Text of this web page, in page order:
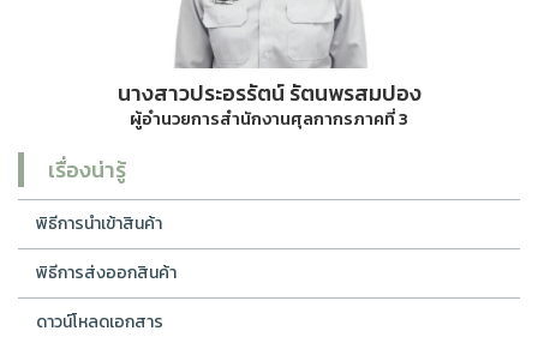
นางสาวประอรรัตน์ รัตนพรสมปอง
ผู้อำนวยการสำนักงานศุลกากรภาคที่ 3
เรื่องน่ารู้
พิธีการนำเข้าสินค้า
พิธีการส่งออกสินค้า
ดาวน์โหลดเอกสาร